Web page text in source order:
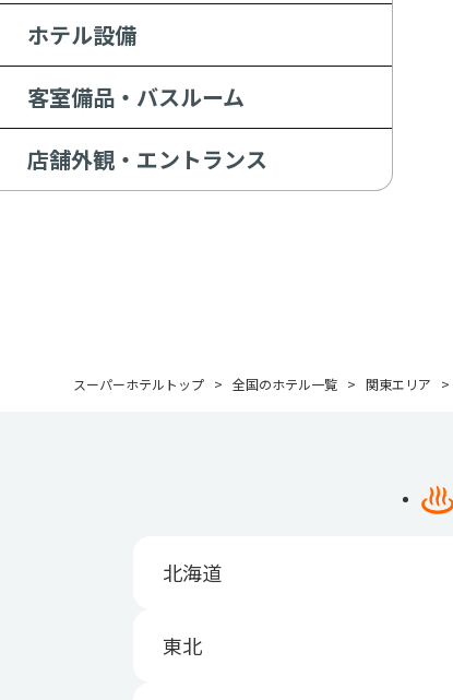
ホテル設備
客室備品・バスルーム
店舗外観・エントランス
スーパーホテルトップ 全国のホテル一覧 関東エリア
北海道
東北